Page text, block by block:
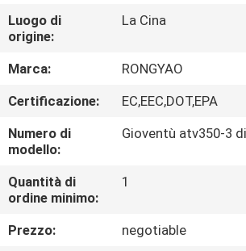
NOI
GIRO
DELLA
FABBRICA
CONTROLLO
DI
QUALITÀ
Luogo di
origine:
La Cina
Marca:
RONGYAO
Certificazione:
EC,EEC,DOT,EPA
Numero di
modello:
Gioventù atv350-3
Quantità di
ordine minimo:
1
Prezzo:
negotiable